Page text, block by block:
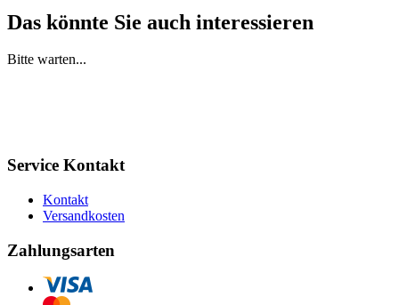
Das könnte Sie auch interessieren
Bitte warten...
Service Kontakt
Kontakt
Versandkosten
Zahlungsarten